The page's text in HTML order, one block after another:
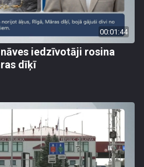
00:01:44
iedzīvotāji rosina
dīķī